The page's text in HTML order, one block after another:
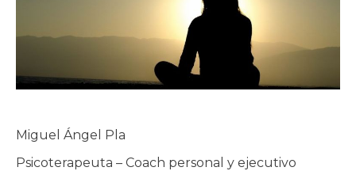
Miguel Ángel Pla
Psicoterapeuta – Coach personal y ejecutivo